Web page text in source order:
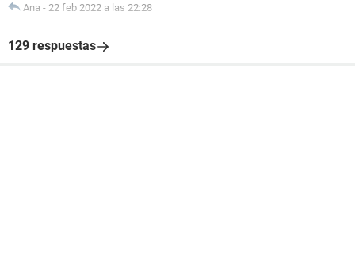
Ana - 22 feb 2022 a las 22:28
129 respuestas